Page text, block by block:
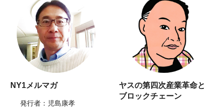
NY1メルマガ
発行者：児島康孝
ヤスの第四次産業革命と
ブロックチェーン